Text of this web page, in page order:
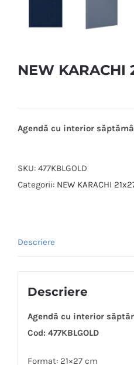
NEW KARACHI
Agendă cu interior
SKU: 477KBLGOLD
Categorii: NEW KARACHI
Descriere
Descriere
Agendă cu interior
Cod: 477KBLGOLD
Format: 21×27 cm